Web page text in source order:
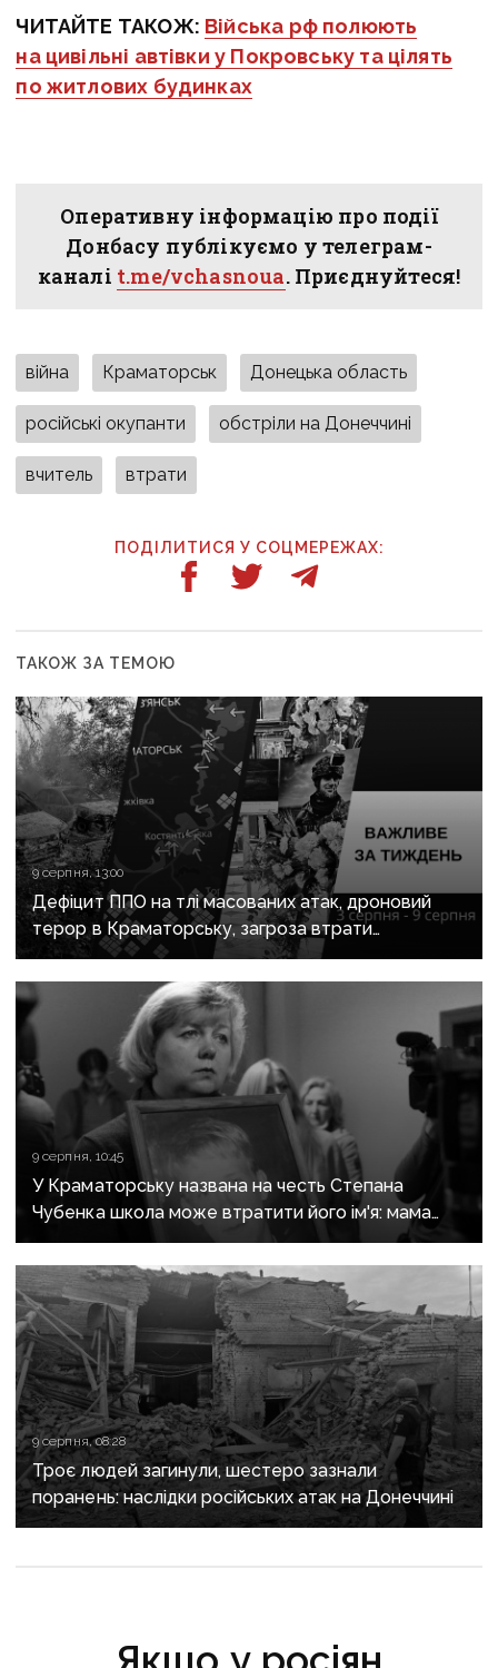
ЧИТАЙТЕ ТАКОЖ: Війська рф полюють
на цивільні автівки у Покровську та цілять
по житлових будинках
Оперативну інформацію про події
Донбасу публікуємо у телеграм-
каналі t.me/vchasnoua. Приєднуйтеся!
війна Краматорськ Донецька область
російські окупанти обстріли на Донеччині
вчитель втрати
ПОДІЛИТИСЯ У СОЦМЕРЕЖАХ:
ТАКОЖ ЗА ТЕМОЮ
9 серпня, 13:00
Дефіцит ППО на тлі масованих атак, дроновий
терор в Краматорську, загроза втрати
Костянтинівки та прощання з Олексієм Юковим:
важливе за тиждень
9 серпня, 10:45
У Краматорську названа на честь Степана
Чубенка школа може втратити його ім'я: мама
загиблого героя розповіла про рішення влади
9 серпня, 08:28
Троє людей загинули, шестеро зазнали
поранень: наслідки російських атак на Донеччині